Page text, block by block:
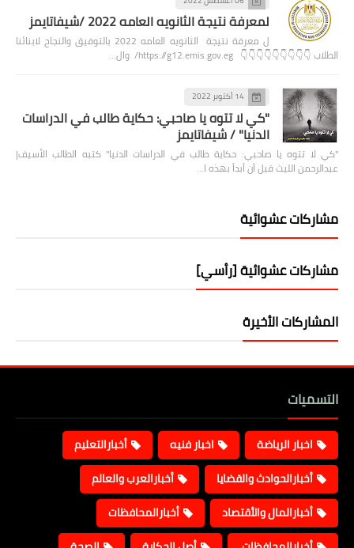
لمعرفة نتيجة الثانويه العامه 2022 /شيفاتايمز
ل معرفة نتيجة الثانويه العامه 2022 بالتوفيق والنجاح لابنائنا
الطلاب 👇👇👇👇👇👇👇👇👇 https://g12.emis.gov.eg/ وال…
14 أكتوبر 2022
"كي لا تتوه يا صاحبي: حكاية طالب في الدراسات
الدنيا" / شيفاتايمز
"كي لا تتوه يا صاحبي: حكاية طالب في الدراسات الدنيا" كتبه الطالب الأسيف|
عبدالرحمن الليث قبل أن أبدأ بهذه ا…
مشاركات عشوائية
مشاركات عشوائية [رأسي]
المشاركات الأخيرة
التسميات
اخبار الرياضة اخبار فنيه
أخبارالتعليم
أخبارالحوادث والقضايا
أخبارالعرب والعالم
أخبارالمال والأقتصاد
أخبارالمحافظات